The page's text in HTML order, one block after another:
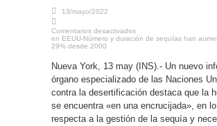
13/mayo/2022
Comentarios desactivados
en EEUU-Número y duración de sequías han
29% desde 2000
Nueva York, 13 may (INS).- Un nuevo
órgano especializado de las Naciones
contra la desertificación destaca que la
se encuentra «en una encrucijada», en
respecta a la gestión de la sequía y